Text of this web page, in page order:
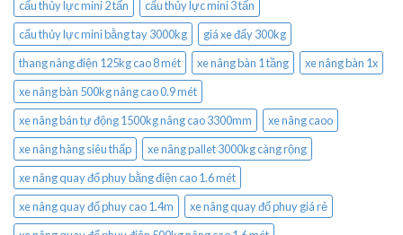
cẩu thủy lực mini 2 tấn
cẩu thủy lực mini 3 tấn
cẩu thủy lực mini bằng tay 3000kg
giá xe đẩy 300kg
thang nâng điện 125kg cao 8 mét
xe nâng bàn 1 tầng
xe nâng bàn 1x
xe nâng bàn 500kg nâng cao 0.9 mét
xe nâng bán tự động 1500kg nâng cao 3300mm
xe nâng caoo
xe nâng hàng siêu thấp
xe nâng pallet 3000kg càng rộng
xe nâng quay đổ phuy bằng điện cao 1.6 mét
xe nâng quay đổ phuy cao 1.4m
xe nâng quay đổ phuy giá rẻ